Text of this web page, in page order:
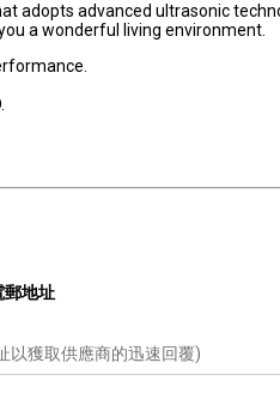
adopts advanced ultrasonic
a wonderful living environment.
郵地址
以獲取供應商的迅速回覆)